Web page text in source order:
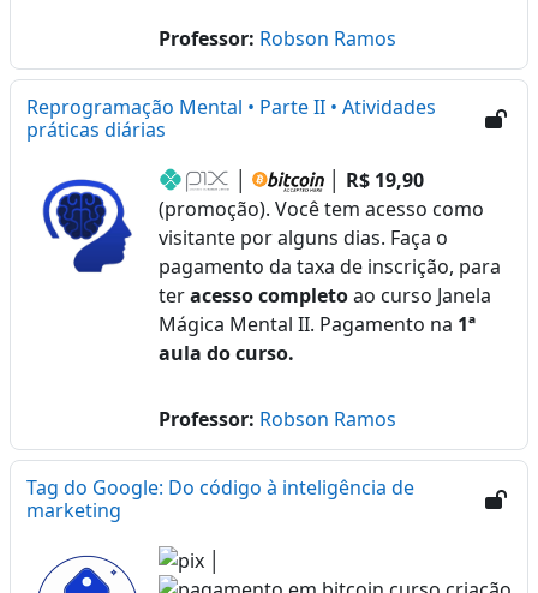
Professor: Robson Ramos
Reprogramação Mental • Parte II • Atividades
práticas diárias
R$ 19,90
(promoção). Você tem acesso como
visitante por alguns dias. Faça o
pagamento da taxa de inscrição, para
teracesso completoao curso Janela
Mágica Mental II. Pagamento na 1ª
aula do curso.
Professor: Robson Ramos
Tag do Google: Do código à inteligência de
marketing